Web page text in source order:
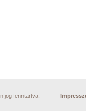
jog fenntartva.